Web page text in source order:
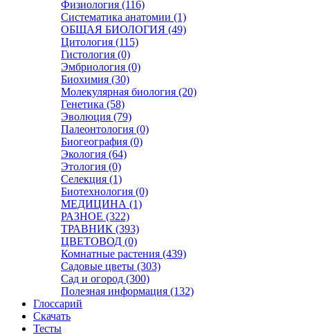
Физиология (116)
Систематика анатомии (1)
ОБЩАЯ БИОЛОГИЯ (49)
Цитология (115)
Гистология (0)
Эмбриология (0)
Биохимия (30)
Молекулярная биология (20)
Генетика (58)
Эволюция (79)
Палеонтология (0)
Биогеография (0)
Экология (64)
Этология (0)
Селекция (1)
Биотехнология (0)
МЕДИЦИНА (1)
РАЗНОЕ (322)
ТРАВНИК (393)
ЦВЕТОВОД (0)
Комнатные растения (439)
Садовые цветы (303)
Сад и огород (300)
Полезная информация (132)
Глоссарий
Скачать
Тесты